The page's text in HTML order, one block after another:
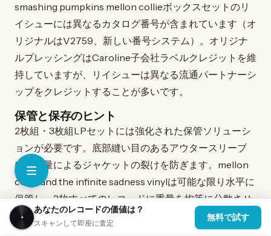
smashing pumpkins mellon collieボックスセットのリ
イシューには異なるカタログ番号が含まれています（オ
リジナルはV2759、新しい番号システム）。オリジナ
ルプレッシングはCaroline子会社ラベルクレジットを維
持していますが、リイシューは異なる流通パートナーシ
ップをクレジットすることが多いです。
保管と保存のヒント
2枚組・3枚組LPセットには強化された保管ソリューシ
ョンが必要です。底部縫い目のあるアウタースリーブ
は、重量によるジャケットの裂けを防ぎます。mellon
collie and the infinite sadness vinylは可能な限り水平に
保管し、3枚すべてのレコードに重量を均等に分散させ
てください。
あなたのレコードの価値は？
スキャンして即座に査定
無料で試す